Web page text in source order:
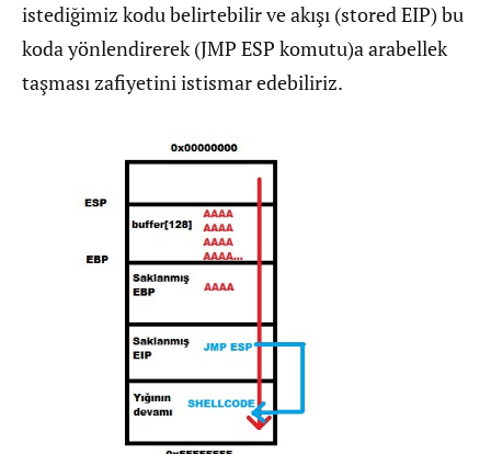
istediğimiz kodu belirtebilir ve akışı (stored EIP) bu
koda yönlendirerek (JMP ESP komutu)a arabellek
taşması zafiyetini istismar edebiliriz.